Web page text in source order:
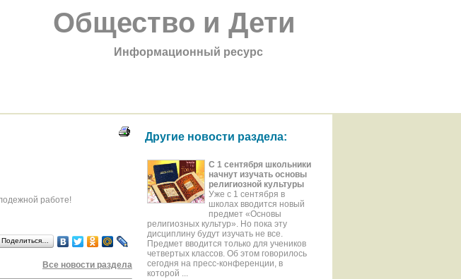
Общество и Дети
Информационный ресурс
работе!
Поделиться…
Все новости раздела
Другие новости раздела:
С 1 сентября школьники
начнут изучать основы
религиозной культуры
Уже с 1 сентября в
школах вводится новый
предмет «Основы
религиозных культур». Но пока эту
дисциплину будут изучать не все.
Предмет вводится только для учеников
четвертых классов. Об этом говорилось
сегодня на пресс-конференции, в
которой ...